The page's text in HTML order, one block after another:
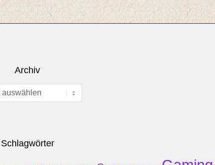
Archiv
Schlagwörter